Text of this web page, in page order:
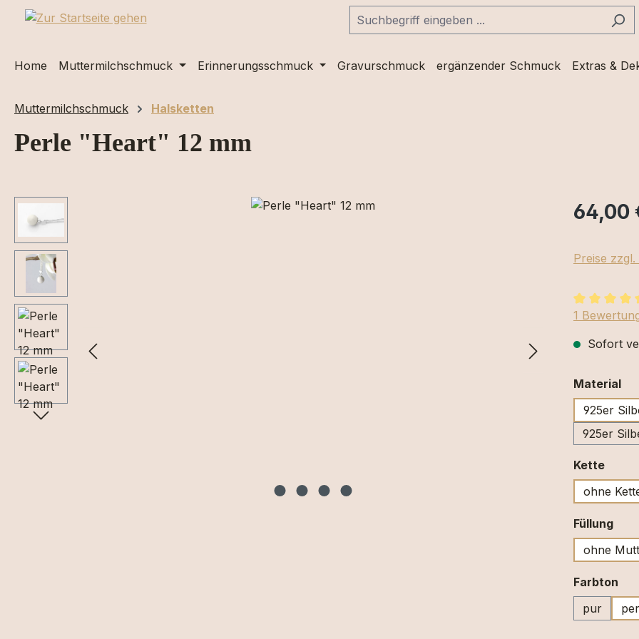
Hauptinhalt springen
Zur Suche springen
Zur Hauptnavigation springen
Home Muttermilchschmuck Erinnerungsschmuck Gravurschmuck ergänzender Schmuck Extras &
Muttermilchschmuck Halsketten
Perle "Heart" 12 mm
Bildergalerie überspringen 64,00
Preise
1
Sofort
Material
925er
925er
Kette
ohne
Füllung
ohne
Farbton
pur